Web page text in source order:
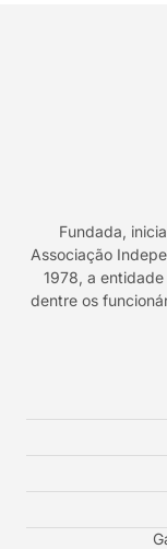
Fundada,
Associação
1978, a
dentre os